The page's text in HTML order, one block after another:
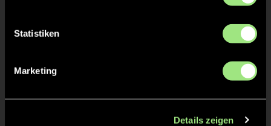
Statistiken
Marketing
Details zeigen
Pia Katharina
L.